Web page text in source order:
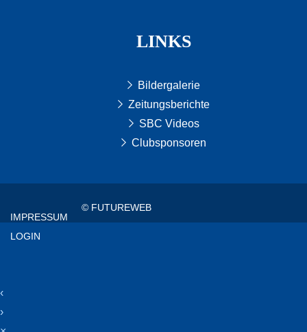
LINKS
Bildergalerie
Zeitungsberichte
SBC Videos
Clubsponsoren
IMPRESSUM
LOGIN
© FUTUREWEB
‹
›